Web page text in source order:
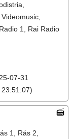
1, Rai Radio
07-31
1, Rás 2,